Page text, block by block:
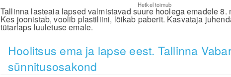
Hetkel toimub
Tallinna lasteaia lapsed valmistavad suure hoolega emadele 8.
Kes joonistab, voolib plastiliini, lõikab paberit. Kasvataja
tütarlaps luuletuse emale.
Hoolitsus ema ja lapse eest. Tallinna
sünnitusosakond